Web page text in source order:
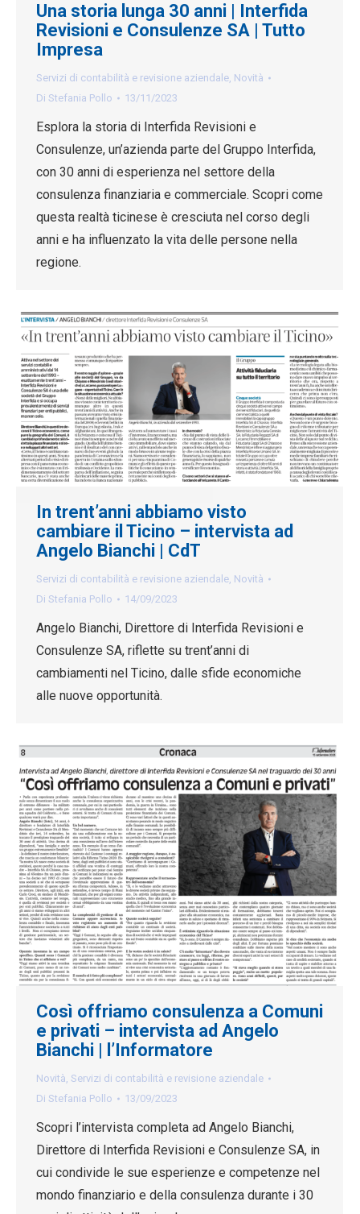
Una storia lunga 30 anni | Interfida
Revisioni e Consulenze SA | Tutto
Impresa
Servizi di contabilità e revisione aziendale, Novità
Di Stefania Pollo 13/11/2023
Esplora la storia di Interfida Revisioni e
Consulenze, un’azienda parte del Gruppo Interfida,
con 30 anni di esperienza nel settore della
consulenza finanziaria e commerciale. Scopri come
questa realtà ticinese è cresciuta nel corso degli
anni e ha influenzato la vita delle persone nella
regione.
In trent’anni abbiamo visto
cambiare il Ticino – intervista ad
Angelo Bianchi | CdT
Servizi di contabilità e revisione aziendale, Novità
Di Stefania Pollo 14/09/2023
Angelo Bianchi, Direttore di Interfida Revisioni e
Consulenze SA, riflette su trent’anni di
cambiamenti nel Ticino, dalle sfide economiche
alle nuove opportunità.
Così offriamo consulenza a Comuni
e privati – intervista ad Angelo
Bianchi | l’Informatore
Novità, Servizi di contabilità e revisione aziendale
Di Stefania Pollo 13/09/2023
Scopri l’intervista completa ad Angelo Bianchi,
Direttore di Interfida Revisioni e Consulenze SA, in
cui condivide le sue esperienze e competenze nel
mondo finanziario e della consulenza durante i 30